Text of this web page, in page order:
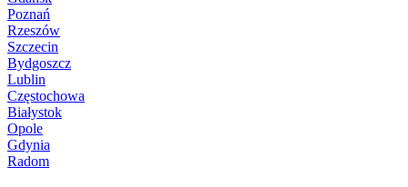
Poznań
Rzeszów
Szczecin
Bydgoszcz
Lublin
Częstochowa
Białystok
Opole
Gdynia
Radom